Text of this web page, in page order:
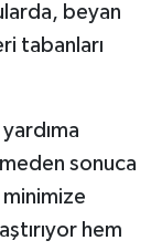
beyan
tabanları
sonuca
minimize
hem